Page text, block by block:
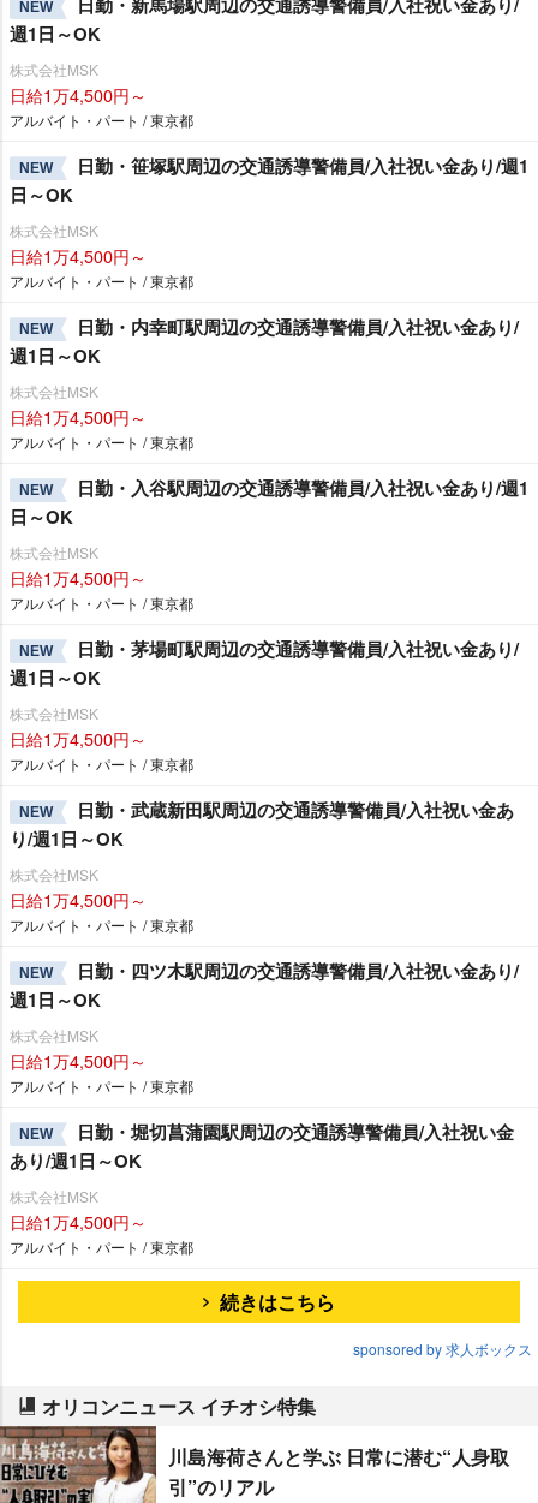
NEW
週1日～OK
株式会社MSK
日給1万4,500円～
アルバイト・パート / 東京都
NEW
日勤・笹塚駅周辺の交通誘導警備員/入社祝い金あり/週1
日～OK
株式会社MSK
日給1万4,500円～
アルバイト・パート / 東京都
NEW
日勤・内幸町駅周辺の交通誘導警備員/入社祝い金あり/
週1日～OK
株式会社MSK
日給1万4,500円～
アルバイト・パート / 東京都
NEW
日勤・入谷駅周辺の交通誘導警備員/入社祝い金あり/週1
日～OK
株式会社MSK
日給1万4,500円～
アルバイト・パート / 東京都
NEW
日勤・茅場町駅周辺の交通誘導警備員/入社祝い金あり/
週1日～OK
株式会社MSK
日給1万4,500円～
アルバイト・パート / 東京都
NEW
日勤・武蔵新田駅周辺の交通誘導警備員/入社祝い金あ
り/週1日～OK
株式会社MSK
日給1万4,500円～
アルバイト・パート / 東京都
NEW
日勤・四ツ木駅周辺の交通誘導警備員/入社祝い金あり/
週1日～OK
株式会社MSK
日給1万4,500円～
アルバイト・パート / 東京都
NEW
日勤・堀切菖蒲園駅周辺の交通誘導警備員/入社祝い金
あり/週1日～OK
株式会社MSK
日給1万4,500円～
アルバイト・パート / 東京都
続きはこちら
sponsored by 求人ボックス
オリコンニュース イチオシ特集
川島海荷さんと学ぶ 日常に潜む“人身取
引”のリアル